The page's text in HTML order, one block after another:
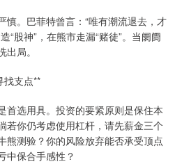
慎。巴菲特曾言：“唯有潮流退去，才
“股神”，在熊市走漏“赌徒”。当阛阓
局。
找支点**
首选用具。投资的要紧原则是保住本
若你仍考虑使用杠杆，请先薪金三个
熊测验？你的风险放弃能否承受顶点
中保合手感性？